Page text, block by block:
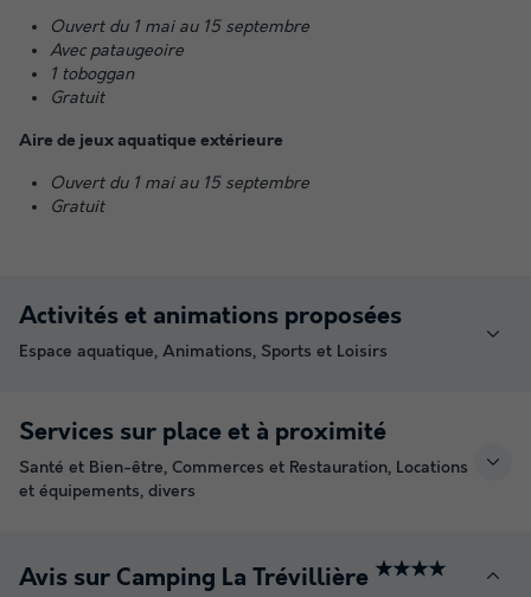
Ouvert du 1 mai au 15 septembre
Avec pataugeoire
1 toboggan
Gratuit
Aire de jeux aquatique extérieure
Ouvert du 1 mai au 15 septembre
Gratuit
Activités et animations proposées
Espace aquatique, Animations, Sports et Loisirs
Services sur place et à proximité
Santé et Bien-être, Commerces et Restauration, Locations
et équipements, divers
Avis sur Camping La Trévillière ★★★★